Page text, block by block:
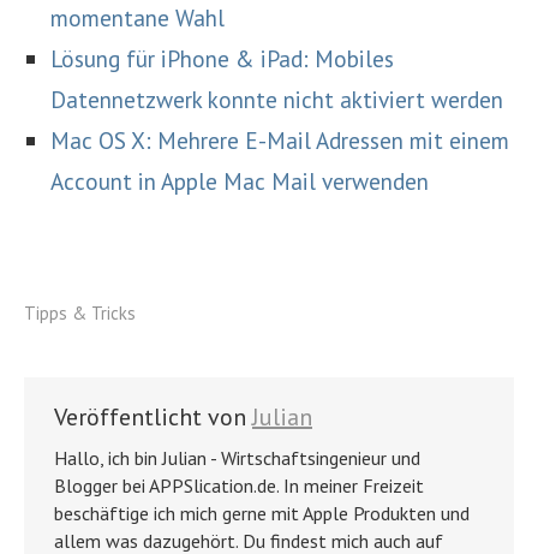
momentane Wahl
Lösung für iPhone & iPad: Mobiles
Datennetzwerk konnte nicht aktiviert werden
Mac OS X: Mehrere E-Mail Adressen mit einem
Account in Apple Mac Mail verwenden
Tipps & Tricks
Veröffentlicht vonJulian
Hallo, ich bin Julian - Wirtschaftsingenieur und
Blogger bei APPSlication.de. In meiner Freizeit
beschäftige ich mich gerne mit Apple Produkten und
allem was dazugehört. Du findest mich auch auf